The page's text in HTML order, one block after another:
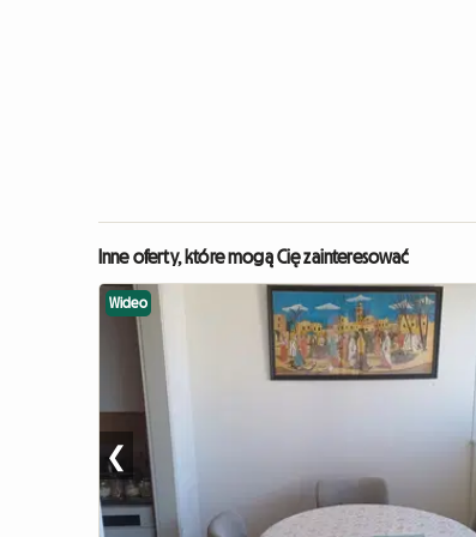
Inne oferty, które mogą Cię zainteresować
Wideo
❮